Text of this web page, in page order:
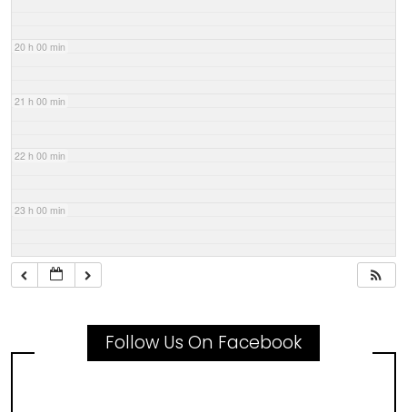
20 h 00 min
21 h 00 min
22 h 00 min
23 h 00 min
Follow Us On Facebook